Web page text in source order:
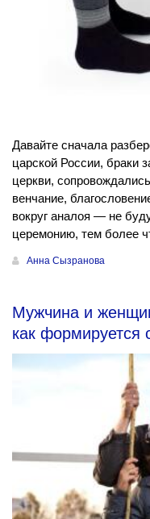
Давайте сначала
царской России, браки
церкви,
венчание,
вокруг аналоя — не
церемонию, тем более
Анна Сызранова
Мужчина и
как формируется